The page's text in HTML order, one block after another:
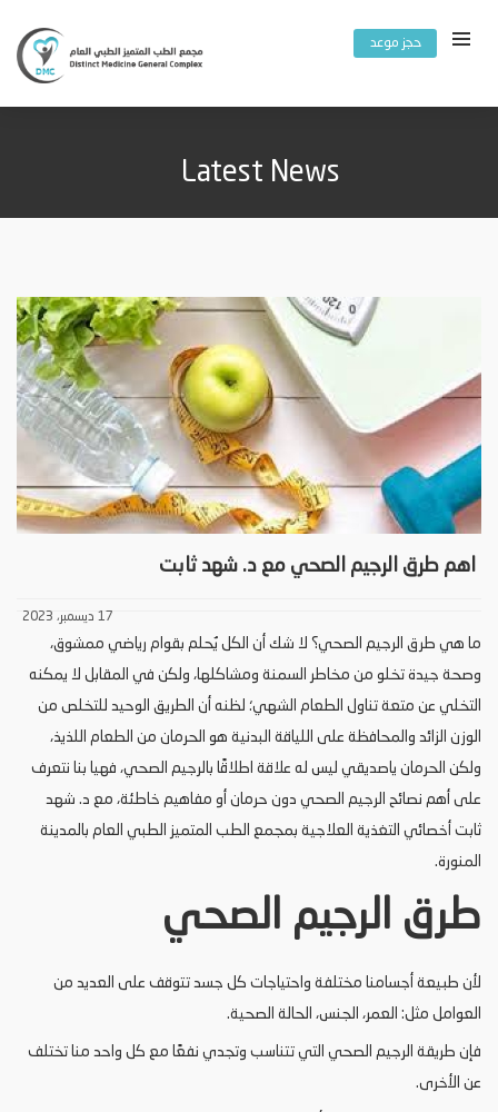
حجز موعد
Latest News
اهم طرق الرجيم الصحي مع د. شهد ثابت
17 ديسمبر، 2023
ما هي طرق الرجيم الصحي؟ لا شك أن الكل يُحلم بقوام رياضي ممشوق،
وصحة جيدة تخلو من مخاطر السمنة ومشاكلها، ولكن في المقابل لا يمكنه
التخلي عن متعة تناول الطعام الشهي؛ لظنه أن الطريق الوحيد للتخلص من
الوزن الزائد والمحافظة على اللياقة البدنية هو الحرمان من الطعام اللذيذ،
ولكن الحرمان ياصديقي ليس له علاقة اطلاقًا بالرجيم الصحي، فهيا بنا نتعرف
على أهم نصائح الرجيم الصحي دون حرمان أو مفاهيم خاطئة، مع د. شهد
ثابت أخصائي التغذية العلاجية بمجمع الطب المتميز الطبي العام بالمدينة
المنورة.
طرق الرجيم الصحي
لأن طبيعة أجسامنا مختلفة واحتياجات كل جسد تتوقف على العديد من
العوامل مثل: العمر، الجنس، الحالة الصحية.
فإن طريقة الرجيم الصحي التي تتناسب وتجدي نفعًا مع كل واحد منا تختلف
عن الأخرى.